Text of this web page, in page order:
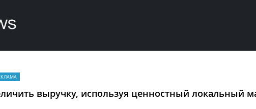
выручку, используя ценностный локальный